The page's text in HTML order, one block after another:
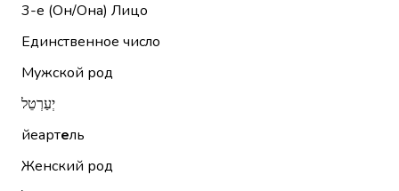
3-е (Он/Она) Лицо
Единственное число
Мужской род
יְעַרְטֵל
йеартель
Женский род